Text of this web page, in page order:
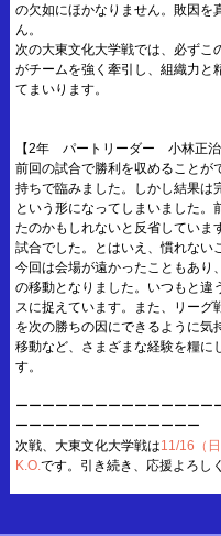
の欠如にほかなりません。敗因を
ん。
次の大東文化大学戦では、必ずこ
がチームを強く牽引し、組織力と
てまいります。
【2年 パートリーダー 小林正治
前回の試合で勝利を収めることが
持ちで臨みました。しかし結果は
という形になってしまいました。
たのかもしれないと反省していま
試合でした。とはいえ、慣れない
今回は会場が遠かったこともあり
の移動となりました。いつもと違
スに捉えています。また、リーグ
を次の勝ちの因にできるように気
移動など、さまざまな経験を糧に
す。
ーーーーーーーーーーーーーーー
ーーーーーーーーーーーーーー
次戦、大東文化大学戦は11/16（日
K.O.です。引き続き、応援よろし